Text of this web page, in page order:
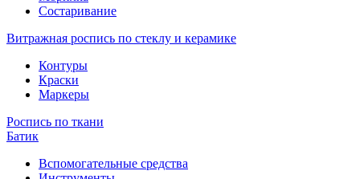
Состаривание
Витражная роспись по стеклу и керамике
Контуры
Краски
Маркеры
Роспись по ткани
Батик
Вспомогательные средства